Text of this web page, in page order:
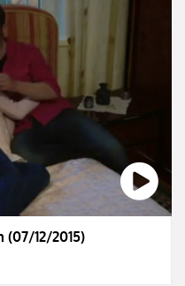
(07/12/2015)